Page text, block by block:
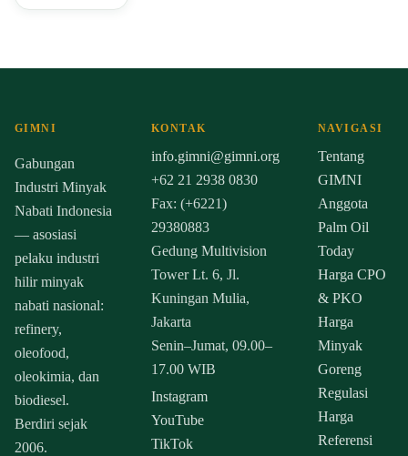
GIMNI
Gabungan
Industri Minyak
Nabati Indonesia
— asosiasi
pelaku industri
hilir minyak
nabati nasional:
refinery,
oleofood,
oleokimia, dan
biodiesel.
Berdiri sejak
2006.
KONTAK
info.gimni@gimni.org
+62 21 2938 0830
Fax: (+6221)
29380883
Gedung Multivision
Tower Lt. 6, Jl.
Kuningan Mulia,
Jakarta
Senin–Jumat, 09.00–
17.00 WIB
Instagram
YouTube
TikTok
NAVIGASI
Tentang
GIMNI
Anggota
Palm Oil
Today
Harga CPO
& PKO
Harga
Minyak
Goreng
Regulasi
Harga
Referensi